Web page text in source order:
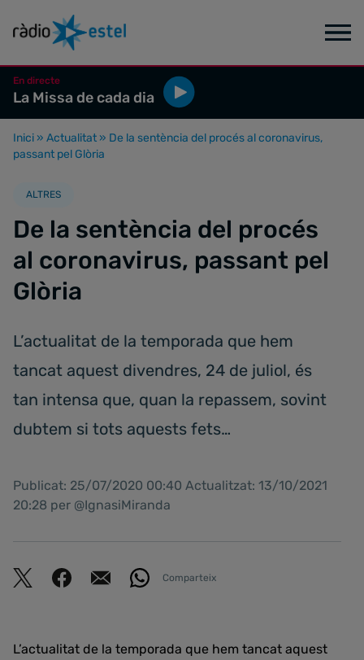
En directe
La Missa de cada dia
Inici » Actualitat » De la sentència del procés al coronavirus,
passant pel Glòria
ALTRES
De la sentència del procés
al coronavirus, passant pel
Glòria
L’actualitat de la temporada que hem
tancat aquest divendres, 24 de juliol, és
tan intensa que, quan la repassem, sovint
dubtem si tots aquests fets…
Publicat: 25/07/2020 00:40 Actualitzat: 13/10/2021
20:28 per @IgnasiMiranda
Comparteix
L’actualitat de la temporada que hem tancat aquest